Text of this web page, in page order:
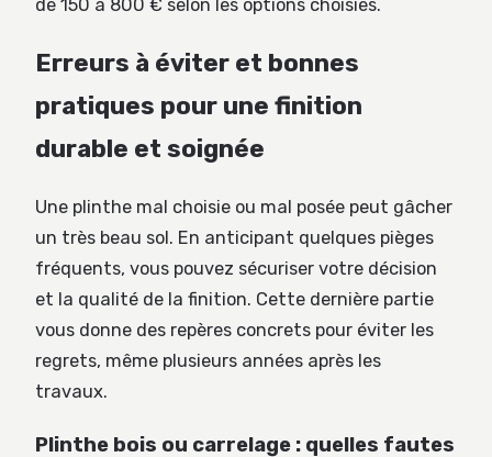
de 150 à 800 € selon les options choisies.
Erreurs à éviter et bonnes
pratiques pour une finition
durable et soignée
Une plinthe mal choisie ou mal posée peut gâcher
un très beau sol. En anticipant quelques pièges
fréquents, vous pouvez sécuriser votre décision
et la qualité de la finition. Cette dernière partie
vous donne des repères concrets pour éviter les
regrets, même plusieurs années après les
travaux.
Plinthe bois ou carrelage : quelles fautes